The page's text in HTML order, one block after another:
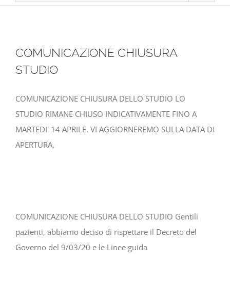
COMUNICAZIONE CHIUSURA
STUDIO
COMUNICAZIONE CHIUSURA DELLO STUDIO LO
STUDIO RIMANE CHIUSO INDICATIVAMENTE FINO A
MARTEDI' 14 APRILE. VI AGGIORNEREMO SULLA DATA DI
APERTURA,
COMUNICAZIONE CHIUSURA DELLO STUDIO Gentili
pazienti, abbiamo deciso di rispettare il Decreto del
Governo del 9/03/20 e le Linee guida